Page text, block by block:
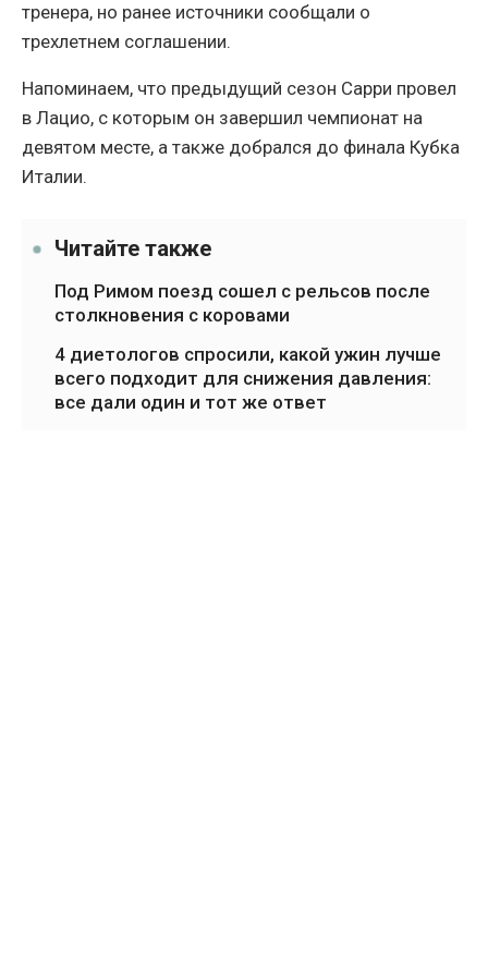
тренера, но ранее источники сообщали о
трехлетнем соглашении.
Напоминаем, что предыдущий сезон Сарри провел
в Лацио, с которым он завершил чемпионат на
девятом месте, а также добрался до финала Кубка
Италии.
Читайте также
Под Римом поезд сошел с рельсов после
столкновения с коровами
4 диетологов спросили, какой ужин лучше
всего подходит для снижения давления:
все дали один и тот же ответ